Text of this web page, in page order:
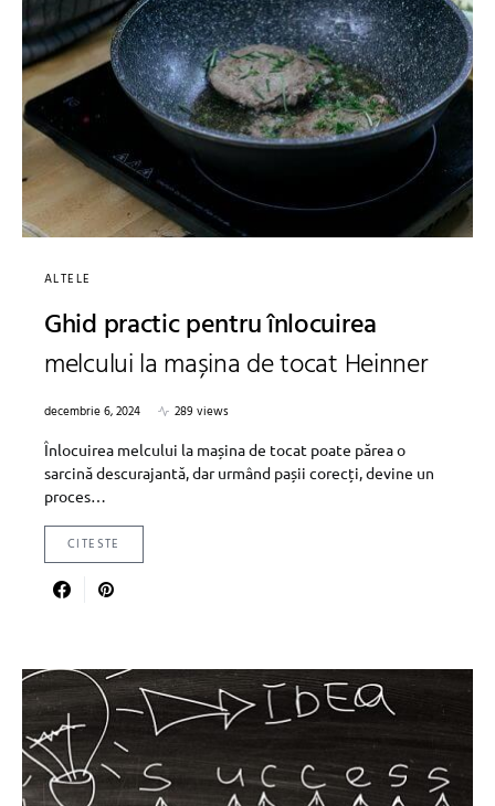
ALTELE
Ghid practic pentru înlocuirea
melcului la mașina de tocat Heinner
decembrie 6, 2024
289 views
Înlocuirea melcului la mașina de tocat poate părea o
sarcină descurajantă, dar urmând pașii corecți, devine un
proces…
CITESTE